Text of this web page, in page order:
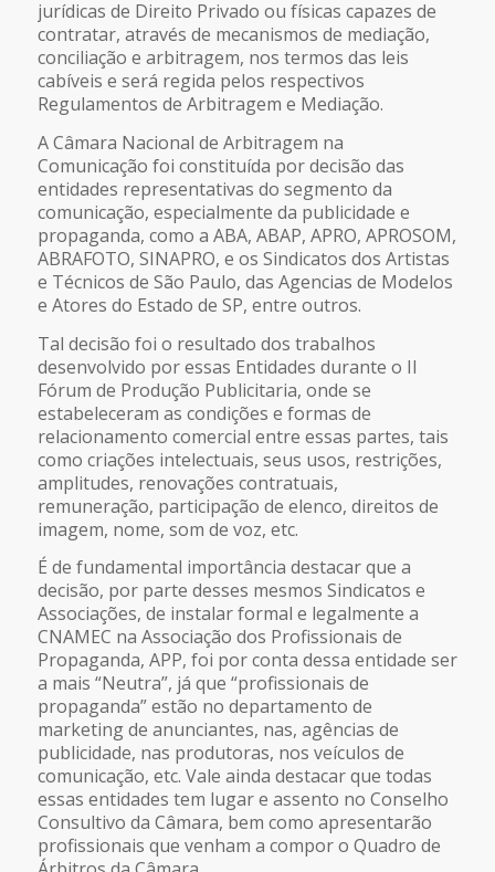
jurídicas de Direito Privado ou físicas capazes de
contratar, através de mecanismos de mediação,
conciliação e arbitragem, nos termos das leis
cabíveis e será regida pelos respectivos
Regulamentos de Arbitragem e Mediação.
A Câmara Nacional de Arbitragem na
Comunicação foi constituída por decisão das
entidades representativas do segmento da
comunicação, especialmente da publicidade e
propaganda, como a ABA, ABAP, APRO, APROSOM,
ABRAFOTO, SINAPRO, e os Sindicatos dos Artistas
e Técnicos de São Paulo, das Agencias de Modelos
e Atores do Estado de SP, entre outros.
Tal decisão foi o resultado dos trabalhos
desenvolvido por essas Entidades durante o II
Fórum de Produção Publicitaria, onde se
estabeleceram as condições e formas de
relacionamento comercial entre essas partes, tais
como criações intelectuais, seus usos, restrições,
amplitudes, renovações contratuais,
remuneração, participação de elenco, direitos de
imagem, nome, som de voz, etc.
É de fundamental importância destacar que a
decisão, por parte desses mesmos Sindicatos e
Associações, de instalar formal e legalmente a
CNAMEC na Associação dos Profissionais de
Propaganda, APP, foi por conta dessa entidade ser
a mais “Neutra”, já que “profissionais de
propaganda” estão no departamento de
marketing de anunciantes, nas, agências de
publicidade, nas produtoras, nos veículos de
comunicação, etc. Vale ainda destacar que todas
essas entidades tem lugar e assento no Conselho
Consultivo da Câmara, bem como apresentarão
profissionais que venham a compor o Quadro de